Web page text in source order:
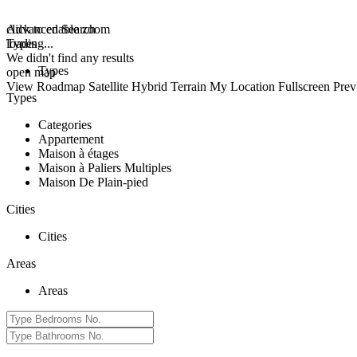
click to enable zoom
loading...
We didn't find any results
open map
View Roadmap Satellite Hybrid Terrain My Location Fullscreen Prev
Advanced Search
Types
Types
Types
Categories
Appartement
Maison à étages
Maison à Paliers Multiples
Maison De Plain-pied
Cities
Cities
Areas
Areas